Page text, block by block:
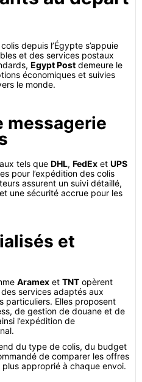
depuis l’Égypte s’appuie
et des services postaux
Egypt Post demeure le
économiques et suivies
le monde.
messagerie
tels que DHL, FedEx et UPS
pour l’expédition des colis
assurent un suivi détaillé,
une sécurité accrue pour les
et
Aramex et TNT opèrent
services adaptés aux
particuliers. Elles proposent
de gestion de douane et de
l’expédition de
du type de colis, du budget
de comparer les offres
approprié à chaque envoi.